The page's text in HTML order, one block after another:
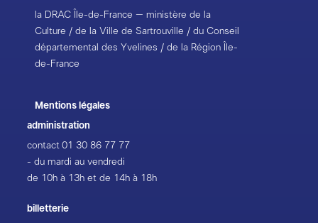
la DRAC Île-de-France – ministère de la
Culture / de la Ville de Sartrouville / du Conseil
départemental des Yvelines / de la Région Île-
de-France
Mentions légales
administration
contact01 30 86 77 77
- du mardi au vendredi
de 10h à 13h et de 14h à 18h
billetterie